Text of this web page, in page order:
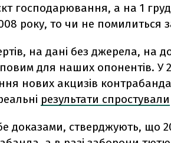
господарювання, а на 1
року, то чи не помилиться
на дані без джерела, на
для наших опонентів. У
нових акцизів
результати спростували
доказами, стверджують, що